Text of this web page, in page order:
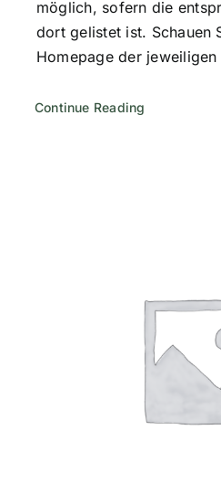
möglich, sofern die
dort gelistet ist. Schauen
Homepage der jeweiligen
Continue Reading